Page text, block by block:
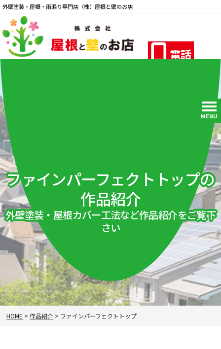
外壁塗装・屋根・雨漏り専門店（株）屋根と壁のお店
電話
MENU
ファインパーフェクトトップの
作品紹介
外壁塗装・屋根カバー工法など作品紹介をご覧下
さい
HOME >作品紹介 > ファインパーフェクトトップ